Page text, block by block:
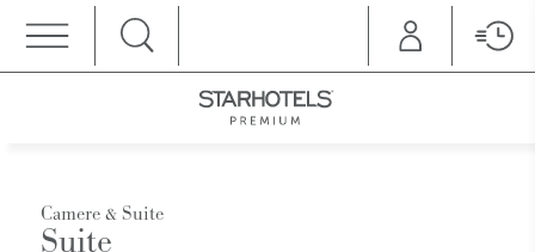
Camere & Suite
Suite